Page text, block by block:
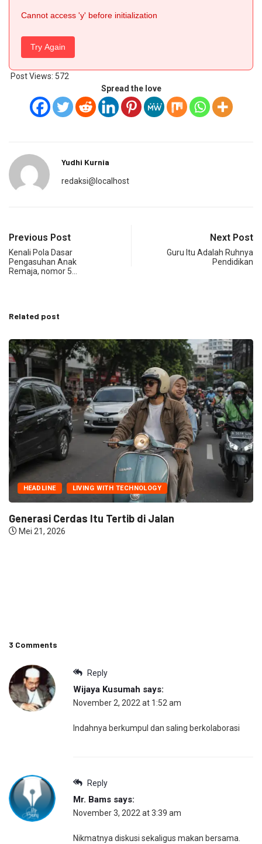
Cannot access 'y' before initialization
Try Again
Post Views: 572
Spread the love
Yudhi Kurnia
redaksi@localhost
Previous Post
Kenali Pola Dasar
Pengasuhan Anak
Remaja, nomor 5…
Next Post
Guru Itu Adalah Ruhnya
Pendidikan
Related post
HEADLINE LIVING WITH TECHNOLOGY
Generasi Cerdas Itu Tertib di Jalan
Mei 21, 2026
3 Comments
Reply
Wijaya Kusumah says:
November 2, 2022 at 1:52 am
Indahnya berkumpul dan saling berkolaborasi
Reply
Mr. Bams says:
November 3, 2022 at 3:39 am
Nikmatnya diskusi sekaligus makan bersama.